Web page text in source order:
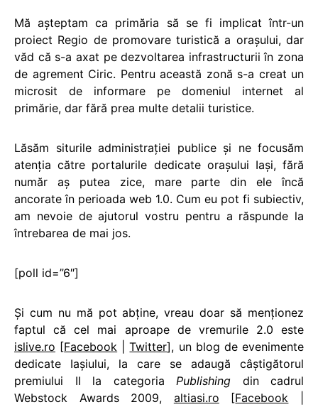
Mă așteptam ca primăria să se fi implicat într-un
proiect Regio de promovare turistică a orașului, dar
văd că s-a axat pe dezvoltarea infrastructurii în zona
de agrement Ciric. Pentru această zonă s-a creat un
microsit de informare pe domeniul internet al
primărie, dar fără prea multe detalii turistice.
Lăsăm siturile administrației publice și ne focusăm
atenția către portalurile dedicate orașului Iași, fără
număr aș putea zice, mare parte din ele încă
ancorate în perioada web 1.0. Cum eu pot fi subiectiv,
am nevoie de ajutorul vostru pentru a răspunde la
întrebarea de mai jos.
[poll id=”6″]
Și cum nu mă pot abține, vreau doar să menționez
faptul că cel mai aproape de vremurile 2.0 este
islive.ro [Facebook |Twitter], un blog de evenimente
dedicate Iașiului, la care se adaugă câștigătorul
premiului II la categoria Publishing din cadrul
Webstock Awards 2009, altiasi.ro [Facebook